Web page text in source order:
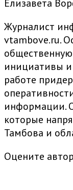
Елизавета
Журналист
vtambove.ru.
инициативы и
работе
информации.
которые
Тамбова и
Оцените